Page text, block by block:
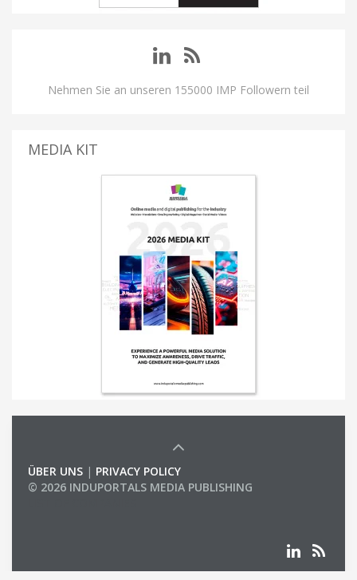
Nehmen Sie an unseren 155000 IMP Followern teil
MEDIA KIT
ÜBER UNS | PRIVACY POLICY
© 2026 INDUPORTALS MEDIA PUBLISHING